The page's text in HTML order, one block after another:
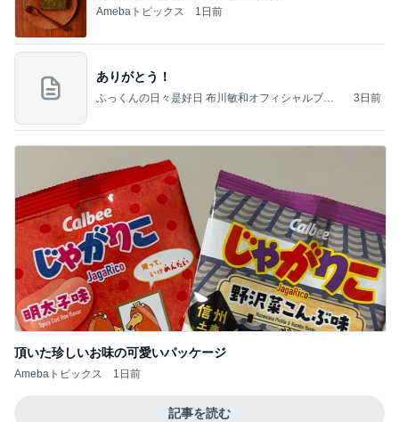
Amebaトピックス 1日前
ありがとう！
ふっくんの日々是好日 布川敏和オフィシャルブロ
3日前
頂いた珍しいお味の可愛いパッケージ
Amebaトピックス 1日前
記事を読む